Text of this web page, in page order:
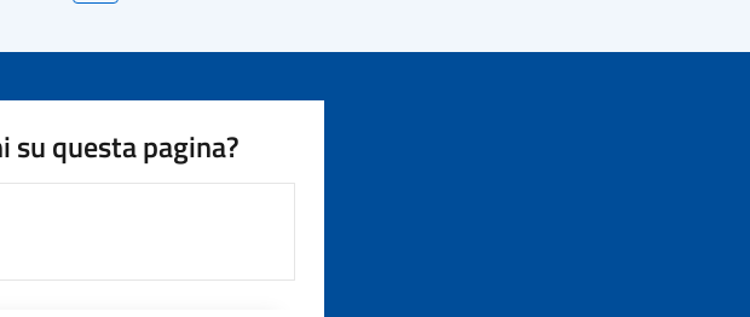
su questa pagina?